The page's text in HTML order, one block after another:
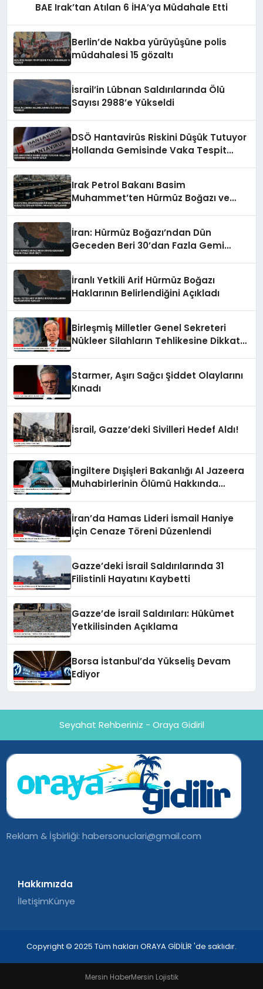
BAE Irak’tan Atılan 6 İHA’ya Müdahale Etti
Berlin’de Nakba yürüyüşüne polis
müdahalesi 15 gözaltı
İsrail’in Lübnan Saldırılarında Ölü
Sayısı 2988’e Yükseldi
DSÖ Hantavirüs Riskini Düşük Tutuyor
Hollanda Gemisinde Vaka Tespit
Irak Petrol Bakanı Basim
Muhammet’ten Hürmüz Boğazı ve
İran: Hürmüz Boğazı’ndan Dün
Geceden Beri 30’dan Fazla Gemi
İranlı Yetkili Arif Hürmüz Boğazı
Haklarının Belirlendiğini Açıkladı
Birleşmiş Milletler Genel Sekreteri
Nükleer Silahların Tehlikesine Dikkat
Starmer, Aşırı Sağcı Şiddet Olaylarını
Kınadı
İsrail, Gazze’deki Sivilleri Hedef Aldı!
İngiltere Dışişleri Bakanlığı Al Jazeera
Muhabirlerinin Ölümü Hakkında
İran’da Hamas Lideri İsmail Haniye
İçin Cenaze Töreni Düzenlendi
Gazze’deki İsrail Saldırılarında 31
Filistinli Hayatını Kaybetti
Gazze’de İsrail Saldırıları: Hükümet
Yetkilisinden Açıklama
Borsa İstanbul’da Yükseliş Devam
Ediyor
Seyahat Rehberiniz - Oraya Gidiril
Reklam & İşbirliği:habersonuclari@gmail.com
Hakkımızda
İletişimKünye
Copyright © 2025 Tüm hakları ORAYA GİDİLİR 'de saklıdır.
Mersin HaberMersin Lojistik